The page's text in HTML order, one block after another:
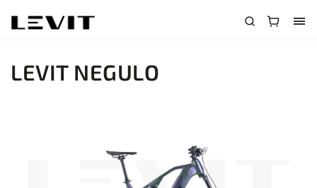
LEVIT NEGULO